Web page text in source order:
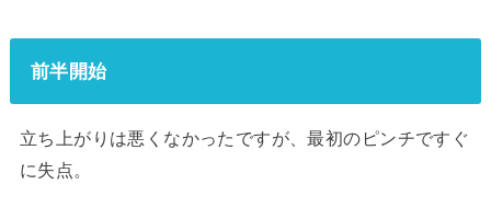
前半開始
立ち上がりは悪くなかったですが、最初のピンチですぐ
に失点。